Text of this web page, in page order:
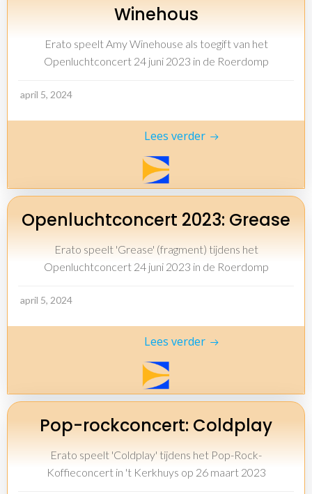
Winehous
Erato speelt Amy Winehouse als toegift van het
Openluchtconcert 24 juni 2023 in de Roerdomp
april 5, 2024
Lees verder
Openluchtconcert 2023: Grease
Erato speelt 'Grease' (fragment) tijdens het
Openluchtconcert 24 juni 2023 in de Roerdomp
april 5, 2024
Lees verder
Pop-rockconcert: Coldplay
Erato speelt 'Coldplay' tijdens het Pop-Rock-
Koffieconcert in 't Kerkhuys op 26 maart 2023